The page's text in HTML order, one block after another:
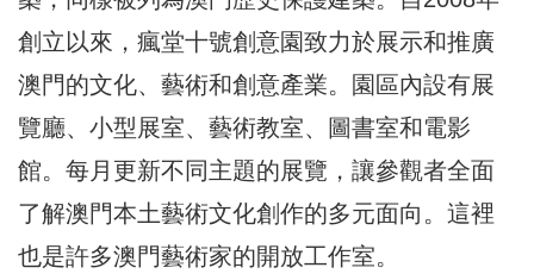
創立以來，瘋堂十號創意園致力於展示和推廣
澳門的文化、藝術和創意產業。園區內設有展
覽廳、小型展室、藝術教室、圖書室和電影
館。每月更新不同主題的展覽，讓參觀者全面
了解澳門本土藝術文化創作的多元面向。這裡
也是許多澳門藝術家的開放工作室。